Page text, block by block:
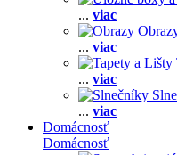
... viac
... viac
... viac
... viac
Domácnosť
Domácnosť